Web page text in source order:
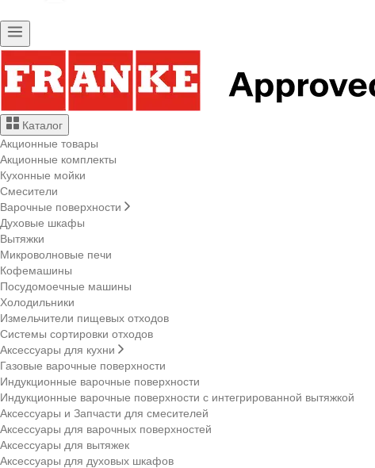
Каталог
Акционные товары
Акционные комплекты
Кухонные мойки
Смесители
Варочные поверхности
Духовые шкафы
Вытяжки
Микроволновые печи
Кофемашины
Посудомоечные машины
Холодильники
Измельчители пищевых отходов
Системы сортировки отходов
Аксессуары для кухни
Газовые варочные поверхности
Индукционные варочные поверхности
Индукционные варочные поверхности с интегрированной вытяжкой
Аксессуары и Запчасти для смесителей
Аксессуары для варочных поверхностей
Аксессуары для вытяжек
Аксессуары для духовых шкафов